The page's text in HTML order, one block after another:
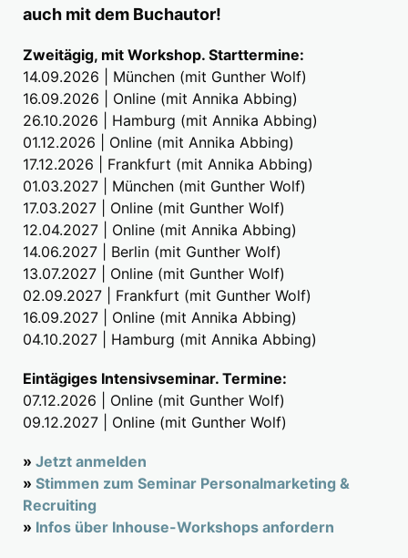
auch mit dem Buchautor!
Zweitägig, mit Workshop. Starttermine:
14.09.2026 | München (mit Gunther Wolf)
16.09.2026 | Online (mit Annika Abbing)
26.10.2026 | Hamburg (mit Annika Abbing)
01.12.2026 | Online (mit Annika Abbing)
17.12.2026 | Frankfurt (mit Annika Abbing)
01.03.2027 | München (mit Gunther Wolf)
17.03.2027 | Online (mit Gunther Wolf)
12.04.2027 | Online (mit Annika Abbing)
14.06.2027 | Berlin (mit Gunther Wolf)
13.07.2027 | Online (mit Gunther Wolf)
02.09.2027 | Frankfurt (mit Gunther Wolf)
16.09.2027 | Online (mit Annika Abbing)
04.10.2027 | Hamburg (mit Annika Abbing)
Eintägiges Intensivseminar. Termine:
07.12.2026 | Online (mit Gunther Wolf)
09.12.2027 | Online (mit Gunther Wolf)
» Jetzt anmelden
» Stimmen zum Seminar Personalmarketing &
Recruiting
» Infos über Inhouse-Workshops anfordern